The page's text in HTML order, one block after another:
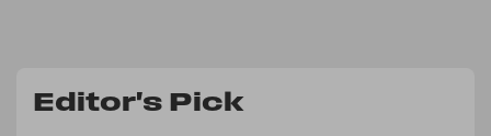
Editor's Pick